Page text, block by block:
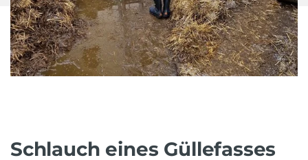
Schlauch eines Güllefasses